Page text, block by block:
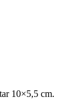
10×5,5 cm.